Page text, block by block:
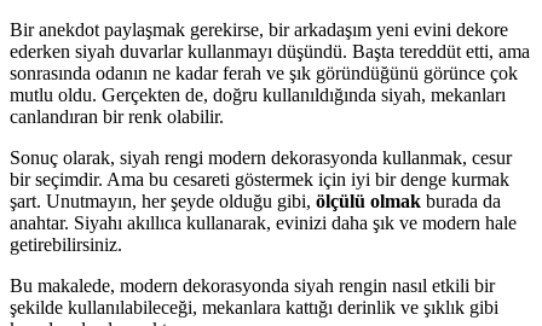
Bir anekdot paylaşmak gerekirse, bir arkadaşım yeni evini dekore
ederken siyah duvarlar kullanmayı düşündü. Başta tereddüt etti, ama
sonrasında odanın ne kadar ferah ve şık göründüğünü görünce çok
mutlu oldu. Gerçekten de, doğru kullanıldığında siyah, mekanları
canlandıran bir renk olabilir.
Sonuç olarak, siyah rengi modern dekorasyonda kullanmak, cesur
bir seçimdir. Ama bu cesareti göstermek için iyi bir denge kurmak
şart. Unutmayın, her şeyde olduğu gibi, ölçülü olmak burada da
anahtar. Siyahı akıllıca kullanarak, evinizi daha şık ve modern hale
getirebilirsiniz.
Bu makalede, modern dekorasyonda siyah rengin nasıl etkili bir
şekilde kullanılabileceği, mekanlara kattığı derinlik ve şıklık gibi